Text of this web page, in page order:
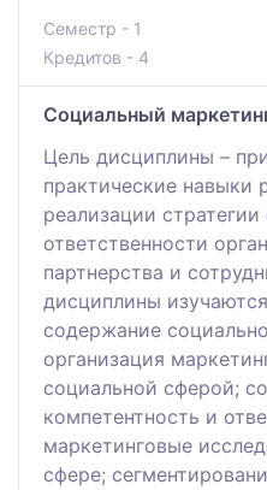
Семестр - 1
Кредитов - 4
Социальный
Цель дисциплины –
практические навыки
реализации
ответственности
партнерства и
дисциплины
содержание
организация
социальной сферой;
компетентность и
маркетинговые
сфере;